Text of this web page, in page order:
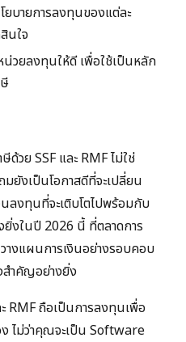
บายการลงทุนของแต่ละ
นใจ
วยลงทุนให้ดี เพื่อใช้เป็นหลัก
ด้วย SSF และ RMF ไม่ใช่
ยังเป็นโอกาสดีที่จะเปลี่ยน
นลงทุนที่จะเติบโตไปพร้อมกับ
ยิ่งในปี 2026 นี้ ที่ตลาดการ
งแผนการเงินอย่างรอบคอบ
สำคัญอย่างยิ่ง
RMF ถือเป็นการลงทุนเพื่อ
ไม่ว่าคุณจะเป็น Software